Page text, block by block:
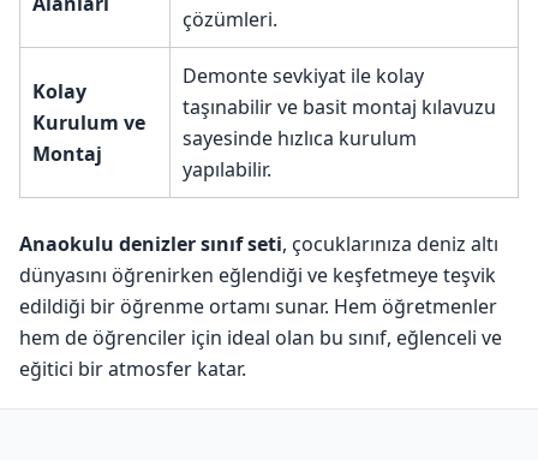
çözümleri.
Kolay
Kurulum ve
Montaj
Demonte sevkiyat ile kolay
taşınabilir ve basit montaj kılavuzu
sayesinde hızlıca kurulum
yapılabilir.
Anaokulu denizler sınıf seti, çocuklarınıza deniz altı
dünyasını öğrenirken eğlendiği ve keşfetmeye teşvik
edildiği bir öğrenme ortamı sunar. Hem öğretmenler
hem de öğrenciler için ideal olan bu sınıf, eğlenceli ve
eğitici bir atmosfer katar.